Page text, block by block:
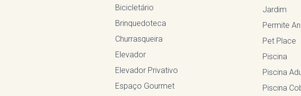
Bicicletário
Brinquedoteca
Churrasqueira
Elevador
Elevador Privativo
Espaço Gourmet
Jardim
Permite
Pet Place
Piscina
Piscina
Piscina